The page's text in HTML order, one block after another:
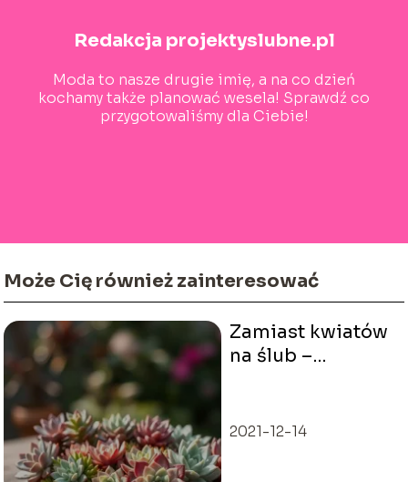
Redakcja projektyslubne.pl
Moda to nasze drugie imię, a na co dzień
kochamy także planować wesela! Sprawdź co
przygotowaliśmy dla Ciebie!
Może Cię również zainteresować
Zamiast kwiatów
na ślub –
prezent
2021-12-14